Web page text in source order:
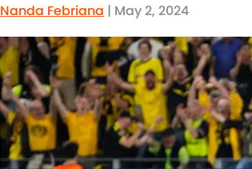
Nanda Febriana | May 2, 2024